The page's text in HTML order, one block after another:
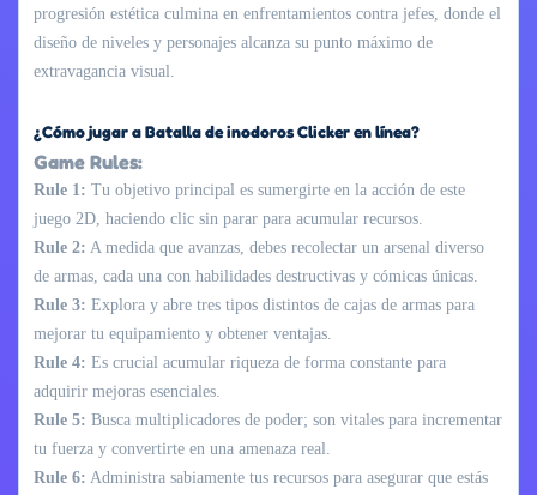
progresión estética culmina en enfrentamientos contra jefes, donde el
diseño de niveles y personajes alcanza su punto máximo de
extravagancia visual.
¿Cómo jugar a Batalla de inodoros Clicker en línea?
Game Rules:
Rule 1: Tu objetivo principal es sumergirte en la acción de este
juego 2D, haciendo clic sin parar para acumular recursos.
Rule 2: A medida que avanzas, debes recolectar un arsenal diverso
de armas, cada una con habilidades destructivas y cómicas únicas.
Rule 3: Explora y abre tres tipos distintos de cajas de armas para
mejorar tu equipamiento y obtener ventajas.
Rule 4: Es crucial acumular riqueza de forma constante para
adquirir mejoras esenciales.
Rule 5: Busca multiplicadores de poder; son vitales para incrementar
tu fuerza y convertirte en una amenaza real.
Rule 6: Administra sabiamente tus recursos para asegurar que estás